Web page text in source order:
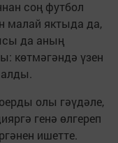
соң футбол
малай яктыда да,
да аның
көтмәгәндә үзен
олы гәүдәле,
генә өлгереп
ишетте.